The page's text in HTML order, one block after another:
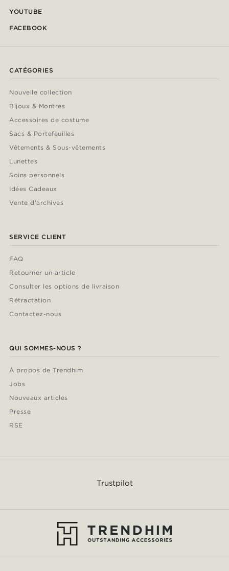
YOUTUBE
FACEBOOK
CATÉGORIES
Nouvelle collection
Bijoux & Montres
Accessoires de costume
Sacs & Portefeuilles
Vêtements & Sous-vêtements
Lunettes
Soins personnels
Idées Cadeaux
Vente d'archives
SERVICE CLIENT
FAQ
Retourner un article
Consulter les options de livraison
Rétractation
Contactez-nous
QUI SOMMES-NOUS ?
À propos de Trendhim
Jobs
Nouveaux articles
Presse
RSE
Trustpilot